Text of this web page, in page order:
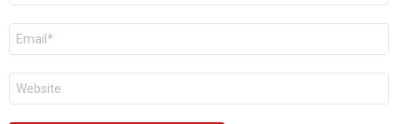
E-
Mail
*
Website